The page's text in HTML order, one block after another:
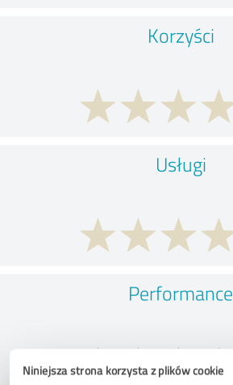
Niniejsza strona korzysta z plików cookie
Korzyści
Usługi
Performance